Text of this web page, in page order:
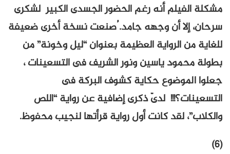
مشكلة الفيلم أنه رغم الحضور الجسدى الكبير لشكرى
سرحان، إلا أن وجهه جامد. ُصنعت نسخة أخرى ضعيفة
للغاية من الرواية العظيمة بعنوان “ليل وخونة” من
بطولة محمود ياسين ونور الشريف فى التسعينات ،
جعلوا الموضوع حكاية كشوف البركة فى
التسعينات؟!!! لدىّ ذكرى إضافية عن رواية “اللص
والكلاب”، لقد كانت أول رواية قرأتها لنجيب محفوظ.
(6)